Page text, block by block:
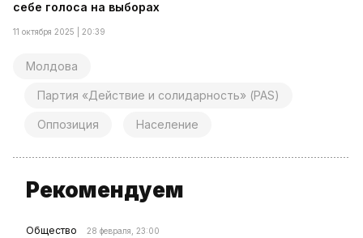
себе голоса на выборах
11 октября 2025 | 20:39
Молдова
Партия «Действие и солидарность» (PAS)
Оппозиция Население
Рекомендуем
Общество 28 февраля, 23:00